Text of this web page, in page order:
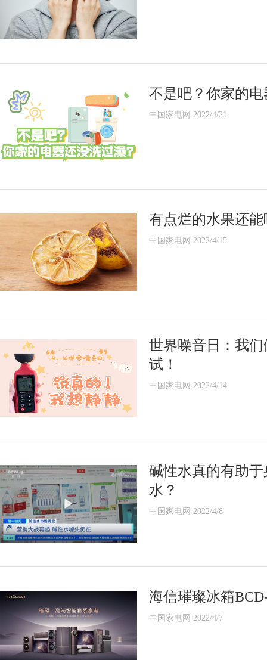
不是吧？你家的
中国家电网 2022/4/21
有点烂的水果还能
中国家电网 2022/4/15
世界噪音日：我
试！
中国家电网 2022/4/14
碱性水真的有助
水？
中国家电网 2022/4/8
海信璀璨冰箱
中国家电网 2022/4/7